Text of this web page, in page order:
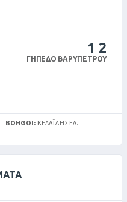
12
ΓΉΠΕΔΟ ΒΑΡΥΠΈΤΡΟΥ
ΒΟΗΘΟΊ: ΚΕΛΑΪΔΉΣ ΕΛ.